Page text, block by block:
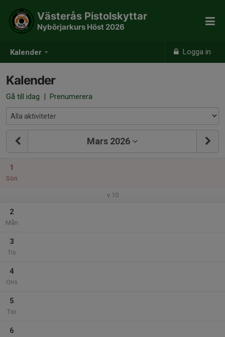
Kalender Logga in
Västerås Pistolskyttar
Nybörjarkurs Höst 2026
Kalender
Gå till idag | Prenumerera
Mars 2026
1
Sön
v.10
2
Mån
3
Tis
4
Ons
5
Tor
6